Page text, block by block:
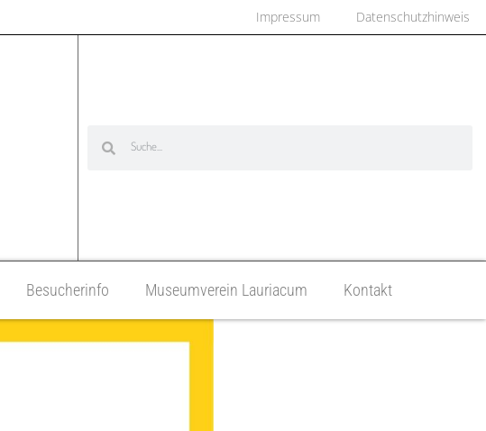
Impressum Datenschutzhinweis
Besucherinfo Museumverein Lauriacum Kontakt